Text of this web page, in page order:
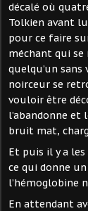
décalé où
Tolkien avant
pour ce faire
méchant qui
quelqu’un
noirceur se
vouloir être
l’abandonne
bruit mat,
Et puis il y a
ce qui donne
l’hémoglobine
En attendant